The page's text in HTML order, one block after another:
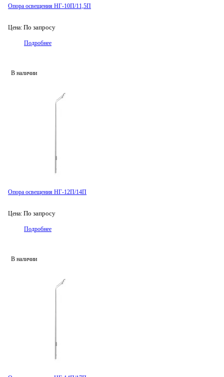
Опора освещения НГ-10П/11,5П
Цена: По запросу
Подробнее
В наличии
Опора освещения НГ-12П/14П
Цена: По запросу
Подробнее
В наличии